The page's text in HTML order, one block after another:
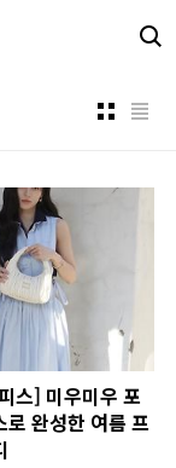
스] 미우미우 포
로 완성한 여름 프